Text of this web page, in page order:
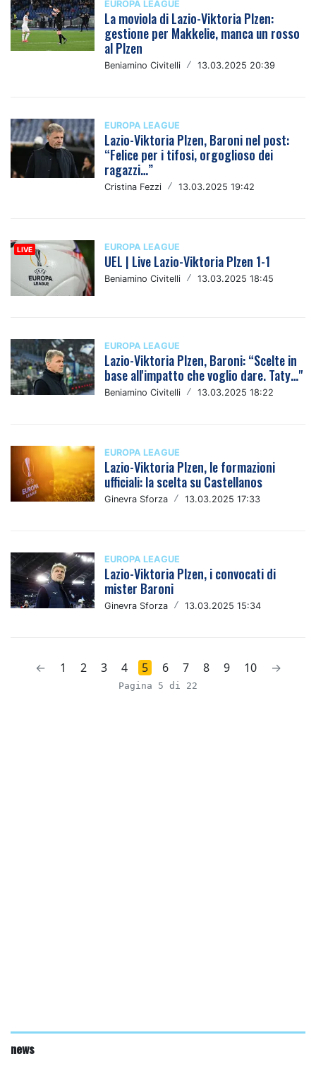
EUROPA LEAGUE
La moviola di Lazio-Viktoria Plzen:
gestione per Makkelie, manca un rosso
al Plzen
Beniamino Civitelli / 13.03.2025 20:39
EUROPA LEAGUE
Lazio-Viktoria Plzen, Baroni nel post:
“Felice per i tifosi, orgoglioso dei
ragazzi…”
Cristina Fezzi / 13.03.2025 19:42
EUROPA LEAGUE
UEL | Live Lazio-Viktoria Plzen 1-1
Beniamino Civitelli / 13.03.2025 18:45
EUROPA LEAGUE
Lazio-Viktoria Plzen, Baroni: “Scelte in
base all'impatto che voglio dare. Taty…"
Beniamino Civitelli / 13.03.2025 18:22
EUROPA LEAGUE
Lazio-Viktoria Plzen, le formazioni
ufficiali: la scelta su Castellanos
Ginevra Sforza / 13.03.2025 17:33
EUROPA LEAGUE
Lazio-Viktoria Plzen, i convocati di
mister Baroni
Ginevra Sforza / 13.03.2025 15:34
← 1 2 3 4 5 6 7 8 9 10 →
Pagina 5 di 22
news